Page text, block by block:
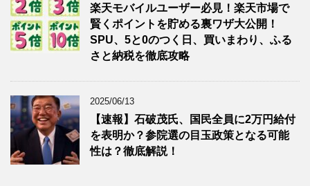
楽天モバイルユーザー必見！楽天市場で
賢くポイントを貯める裏ワザ大公開！
SPU、5と0のつく日、買いまわり、ふる
さと納税を徹底攻略
2025/06/13
【速報】石破茂氏、国民全員に2万円給付
を表明か？参院選の目玉政策となる可能
性は？徹底解説！